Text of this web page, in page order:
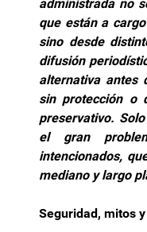
administrada no
que están a
sino desde
difusión
alternativa antes
sin protección o
preservativo.
el gran
intencionados,
mediano y largo
Seguridad, mitos